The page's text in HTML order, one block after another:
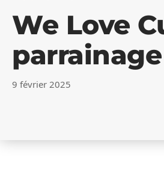
We Love
9 février 2025